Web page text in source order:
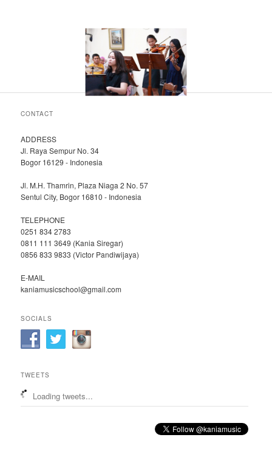
CONTACT
ADDRESS
Jl. Raya Sempur No. 34
Bogor 16129 - Indonesia
Jl. M.H. Thamrin, Plaza Niaga 2 No. 57
Sentul City, Bogor 16810 - Indonesia
TELEPHONE
0251 834 2783
0811 111 3649 (Kania Siregar)
0856 833 9833 (Victor Pandiwijaya)
E-MAIL
kaniamusicschool@gmail.com
SOCIALS
TWEETS
Loading tweets...